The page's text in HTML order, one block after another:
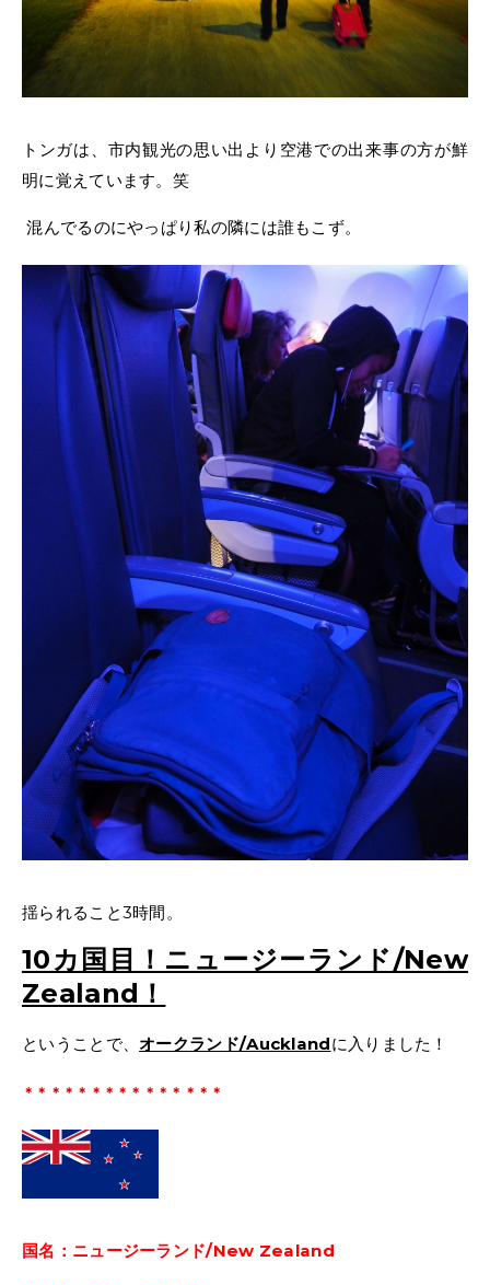
トンガは、市内観光の思い出より空港での出来事の方が鮮
明に覚えています。笑
混んでるのにやっぱり私の隣には誰もこず。
揺られること3時間。
10カ国目！ニュージーランド/New
Zealand ！
ということで、オークランド/Aucklandに入りました！
＊＊＊＊＊＊＊＊＊＊＊＊＊＊＊
国名： ニュージーランド/New Zealand